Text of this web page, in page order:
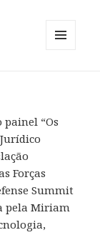
“Os
Forças
Summit
pela Miriam